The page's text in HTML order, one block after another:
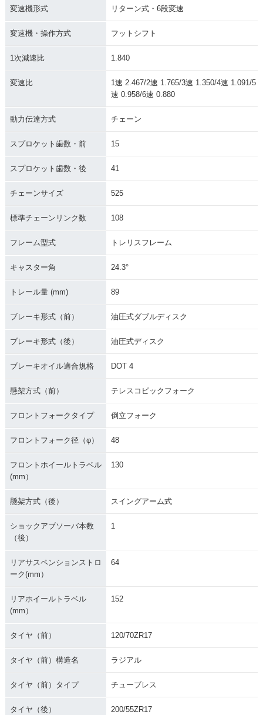
変速機形式 リターン式・6段変速
変速機・操作方式 フットシフト
1次減速比 1.840
変速比
1速 2.467/2速 1.765/3速 1.350/4速 1.091/5
速 0.958/6速 0.880
動力伝達方式 チェーン
スプロケット歯数・前 15
スプロケット歯数・後 41
チェーンサイズ 525
標準チェーンリンク数 108
フレーム型式 トレリスフレーム
キャスター角 24.3°
トレール量 (mm) 89
ブレーキ形式（前） 油圧式ダブルディスク
ブレーキ形式（後） 油圧式ディスク
ブレーキオイル適合規格 DOT 4
懸架方式（前） テレスコピックフォーク
フロントフォークタイプ 倒立フォーク
フロントフォーク径（φ） 48
フロントホイールトラベル
(mm）
130
懸架方式（後） スイングアーム式
ショックアブソーバ本数
（後）
1
リアサスペンションストロ
ーク(mm）
64
リアホイールトラベル
(mm）
152
タイヤ（前） 120/70ZR17
タイヤ（前）構造名 ラジアル
タイヤ（前）タイプ チューブレス
タイヤ（後） 200/55ZR17